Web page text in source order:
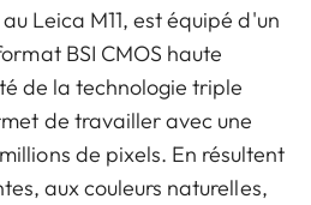
Leica M11, est équipé d'un
BSI CMOS haute
de la technologie triple
de travailler avec une
de pixels. En résultent
aux couleurs naturelles,